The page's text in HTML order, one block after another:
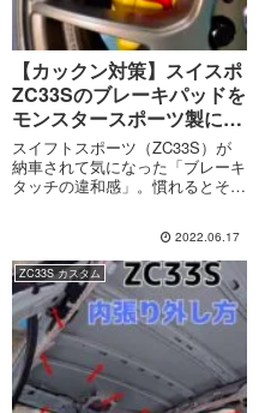
【カックン対策】スイスポ
ZC33Sのブレーキパッドを
モンスタースポーツ製に交
換
スイフトスポーツ（ZC33S）が
納車されて気になった「ブレーキ
タッチの違和感」。慣れるとそこ
ーキの効きは贅沢な悩みですが効
きすぎかなと（笑）まぁ「腕がな
い」と言われたら言い返す言葉...
2022.06.17
ZC33S カスタム